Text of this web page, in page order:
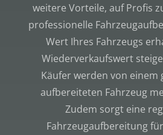
weitere Vorteile, auf Profis
professionelle
Wert Ihres Fahrzeugs
Wiederverkaufswert
Käufer werden von einem
aufbereiteten Fahrzeug
Zudem sorgt eine
Fahrzeugaufbereitung